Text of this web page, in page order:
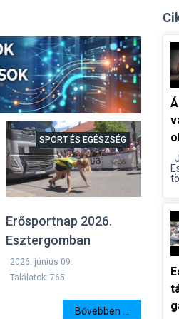
Erősportnap 2026.
Esztergomban
SPORT ÉS EGÉSZSÉG
2026. június 09.
Találatok: 765
Bővebben ...